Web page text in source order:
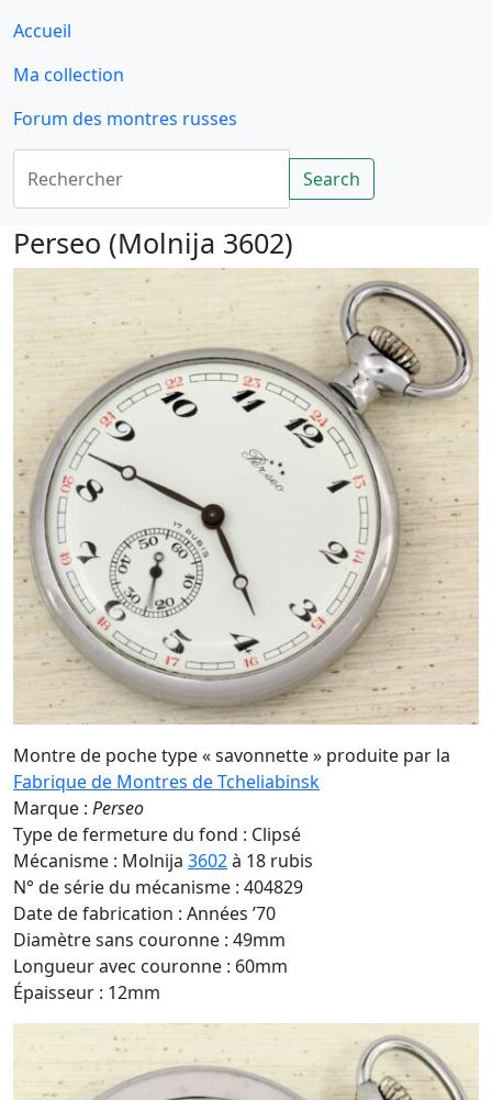
Accueil
Ma collection
Forum des montres russes
Rechercher
Search
Perseo (Molnija 3602)
Montre de poche type « savonnette » produite par la
Fabrique de Montres de Tcheliabinsk
Marque : Perseo
Type de fermeture du fond : Clipsé
Mécanisme : Molnija 3602à 18 rubis
N° de série du mécanisme : 404829
Date de fabrication : Années ’70
Diamètre sans couronne : 49mm
Longueur avec couronne : 60mm
Épaisseur : 12mm